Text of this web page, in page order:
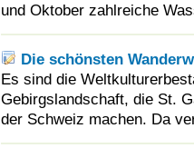
und Oktober zahlreiche
Die schönsten
Es sind die
Gebirgslandschaft, die St.
der Schweiz machen. Da